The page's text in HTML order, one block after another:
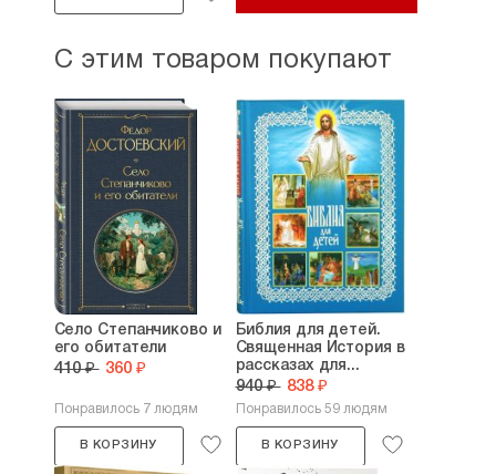
С этим товаром покупают
Село Степанчиково и
его обитатели
410 ₽ 360 ₽
Понравилось 7 людям
В КОРЗИНУ
Библия для детей.
Священная История в
рассказах для...
940 ₽ 838 ₽
Понравилось 59 людям
В КОРЗИНУ